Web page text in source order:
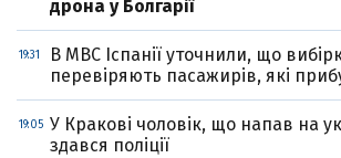
дрона у Болгарії
19:31
В МВС Іспанії уточнили, що
перевіряють пасажирів, які
19:05 У Кракові чоловік, що напав на
здався поліції